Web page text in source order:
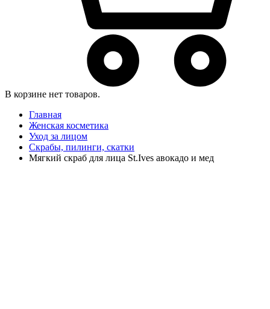
В корзине нет товаров.
Главная
Женская косметика
Уход за лицом
Скрабы, пилинги, скатки
Мягкий скраб для лица St.Ives авокадо и мед